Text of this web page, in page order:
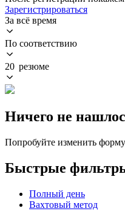
Зарегистрироваться
За всё время
По соответствию
20 резюме
Ничего не
Попробуйте изменить
Быстрые
Полный день
Вахтовый метод